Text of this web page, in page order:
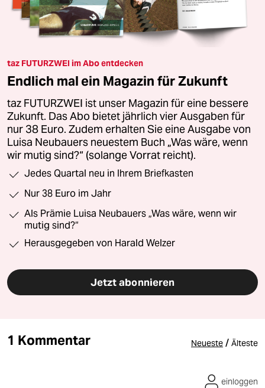
taz FUTURZWEI im Abo entdecken
Endlich mal ein Magazin für Zukunft
taz FUTURZWEI ist unser Magazin für eine bessere
Zukunft. Das Abo bietet jährlich vier Ausgaben für
nur 38 Euro. Zudem erhalten Sie eine Ausgabe von
Luisa Neubauers neuestem Buch „Was wäre, wenn
wir mutig sind?“ (solange Vorrat reicht).
Jedes Quartal neu in Ihrem Briefkasten
Nur 38 Euro im Jahr
Als Prämie Luisa Neubauers „Was wäre, wenn wir
mutig sind?“
Herausgegeben von Harald Welzer
Jetzt abonnieren
1 Kommentar Neueste / Älteste
einloggen